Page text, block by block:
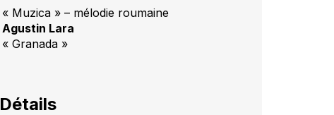
« Muzica » – mélodie roumaine
Agustin Lara
« Granada »
Détails